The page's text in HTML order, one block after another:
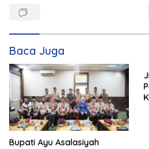
Baca Juga
Bupati Ayu Asalasiyah